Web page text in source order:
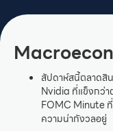
สัปดาห์สนี้ตลาดสิ
Nvidia ที่แข็งกว่า
FOMC Minute ที่
ความน่ากังวลอยู่